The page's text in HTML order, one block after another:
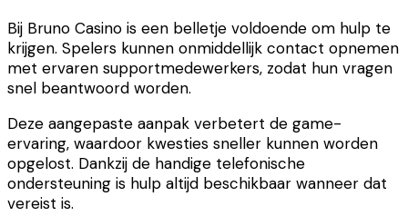
Bij Bruno Casino is een belletje voldoende om hulp te
krijgen. Spelers kunnen onmiddellijk contact opnemen
met ervaren supportmedewerkers, zodat hun vragen
snel beantwoord worden.
Deze aangepaste aanpak verbetert de game-
ervaring, waardoor kwesties sneller kunnen worden
opgelost. Dankzij de handige telefonische
ondersteuning is hulp altijd beschikbaar wanneer dat
vereist is.